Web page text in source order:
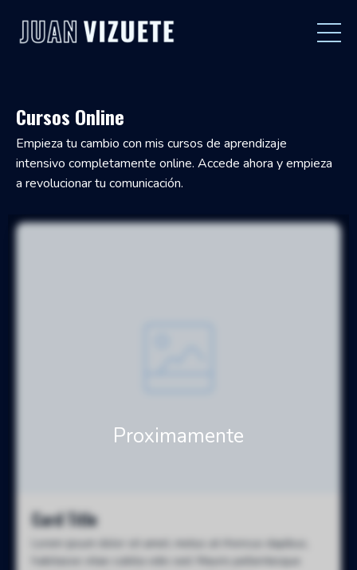
Cursos Online
Empieza tu cambio con mis cursos de aprendizaje
intensivo completamente online. Accede ahora y empieza
a revolucionar tu comunicación.
Card Title
Lorem ipsum dolor sit amet, metus at rhoncus dapibus,
habitasse vitae cubilia odio sed. Mauris pellentesque